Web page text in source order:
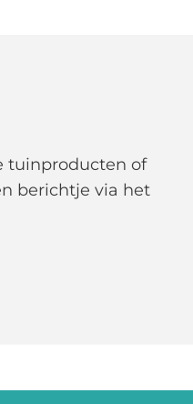
tuinproducten of
berichtje via het